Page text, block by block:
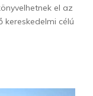
el az
kereskedelmi célú